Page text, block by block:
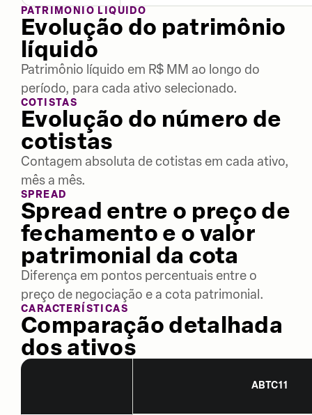
PATRIMÔNIO LÍQUIDO
Evolução do patrimônio
líquido
Patrimônio líquido em R$ MM ao longo do
período, para cada ativo selecionado.
COTISTAS
Evolução do número de
cotistas
Contagem absoluta de cotistas em cada ativo,
mês a mês.
SPREAD
Spread entre o preço de
fechamento e o valor
patrimonial da cota
Diferença em pontos percentuais entre o
preço de negociação e a cota patrimonial.
CARACTERÍSTICAS
Comparação detalhada
dos ativos
ABTC11